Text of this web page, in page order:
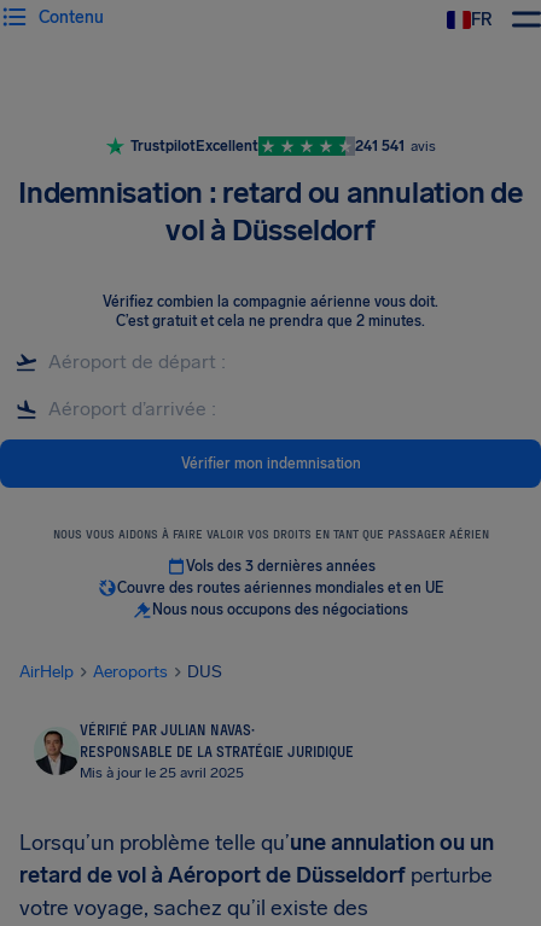
FR
Contenu
TrustpilotExcellent 241 541 avis
Indemnisation : retard ou annulation de
vol à Düsseldorf
Vérifiez combien la compagnie aérienne vous doit.
C’est gratuit et cela ne prendra que 2 minutes.
Vérifier mon indemnisation
NOUS VOUS AIDONS À FAIRE VALOIR VOS DROITS EN TANT QUE PASSAGER AÉRIEN
Vols des 3 dernières années
Couvre des routes aériennes mondiales et en UE
Nous nous occupons des négociations
AirHelp Aeroports DUS
VÉRIFIÉ PAR JULIAN NAVAS·
RESPONSABLE DE LA STRATÉGIE JURIDIQUE
Mis à jour le 25 avril 2025
Lorsqu’un problème telle qu’une annulation ou un
retard de vol à Aéroport de Düsseldorf perturbe
votre voyage, sachez qu’il existe des